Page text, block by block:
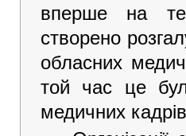
вперше на
створено
обласних
той час це
медичних